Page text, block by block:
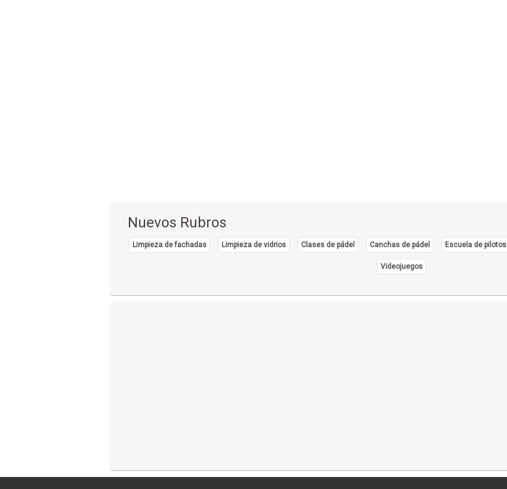
Nuevos Rubros
Limpieza de fachadas Limpieza de vidrios Clases de pádel Canchas de pádel Escuela de pilotos
Videojuegos